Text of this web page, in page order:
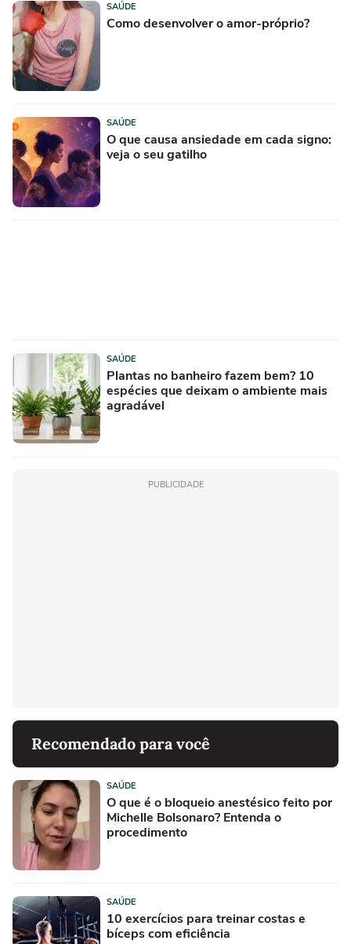
SAÚDE
Como desenvolver o amor-próprio?
SAÚDE
O que causa ansiedade em cada signo:
veja o seu gatilho
SAÚDE
Plantas no banheiro fazem bem? 10
espécies que deixam o ambiente mais
agradável
PUBLICIDADE
Recomendado para você
SAÚDE
O que é o bloqueio anestésico feito por
Michelle Bolsonaro? Entenda o
procedimento
SAÚDE
10 exercícios para treinar costas e
bíceps com eficiência